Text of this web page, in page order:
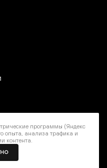
программы (Яндекс
опыта, анализа трафика и
контента.